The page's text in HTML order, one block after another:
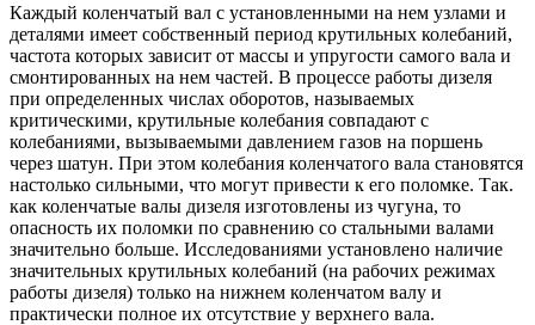
Каждый коленчатый вал с установленными на нем узлами и
деталями имеет собственный период крутильных колебаний,
частота которых зависит от массы и упругости самого вала и
смонтированных на нем частей. В процессе работы дизеля
при определенных числах оборотов, называемых
критическими, крутильные колебания совпадают с
колебаниями, вызываемыми давлением газов на поршень
через шатун. При этом колебания коленчатого вала становятся
настолько сильными, что могут привести к его поломке. Так.
как коленчатые валы дизеля изготовлены из чугуна, то
опасность их поломки по сравнению со стальными валами
значительно больше. Исследованиями установлено наличие
значительных крутильных колебаний (на рабочих режимах
работы дизеля) только на нижнем коленчатом валу и
практически полное их отсутствие у верхнего вала.